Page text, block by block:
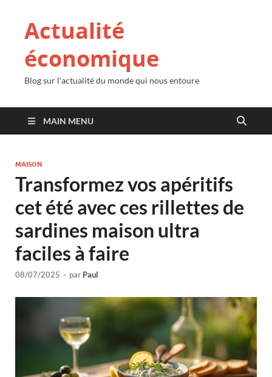
Actualité
économique
Blog sur l'actualité du monde qui nous entoure
MAIN MENU
MAISON
Transformez vos apéritifs
cet été avec ces rillettes de
sardines maison ultra
faciles à faire
08/07/2025 - par Paul